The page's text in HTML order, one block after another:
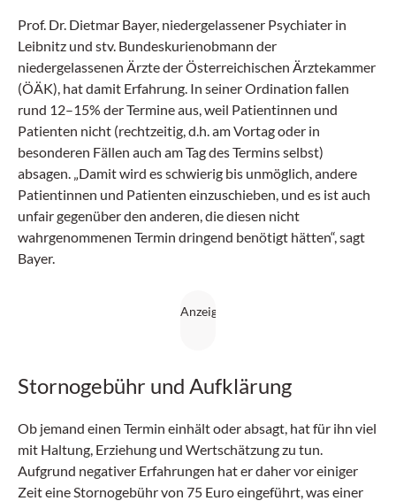
Prof. Dr. Dietmar Bayer, niedergelassener Psychiater in
Leibnitz und stv. Bundeskurienobmann der
niedergelassenen Ärzte der Österreichischen Ärztekammer
(ÖÄK), hat damit Erfahrung. In seiner Ordination fallen
rund 12–15% der Termine aus, weil Patientinnen und
Patienten nicht (rechtzeitig, d.h. am Vortag oder in
besonderen Fällen auch am Tag des Termins selbst)
absagen. „Damit wird es schwierig bis unmöglich, andere
Patientinnen und Patienten einzuschieben, und es ist auch
unfair gegenüber den anderen, die diesen nicht
wahrgenommenen Termin dringend benötigt hätten“, sagt
Bayer.
Stornogebühr und Aufklärung
Ob jemand einen Termin einhält oder absagt, hat für ihn viel
mit Haltung, Erziehung und Wertschätzung zu tun.
Aufgrund negativer Erfahrungen hat er daher vor einiger
Zeit eine Stornogebühr von 75 Euro eingeführt, was einer